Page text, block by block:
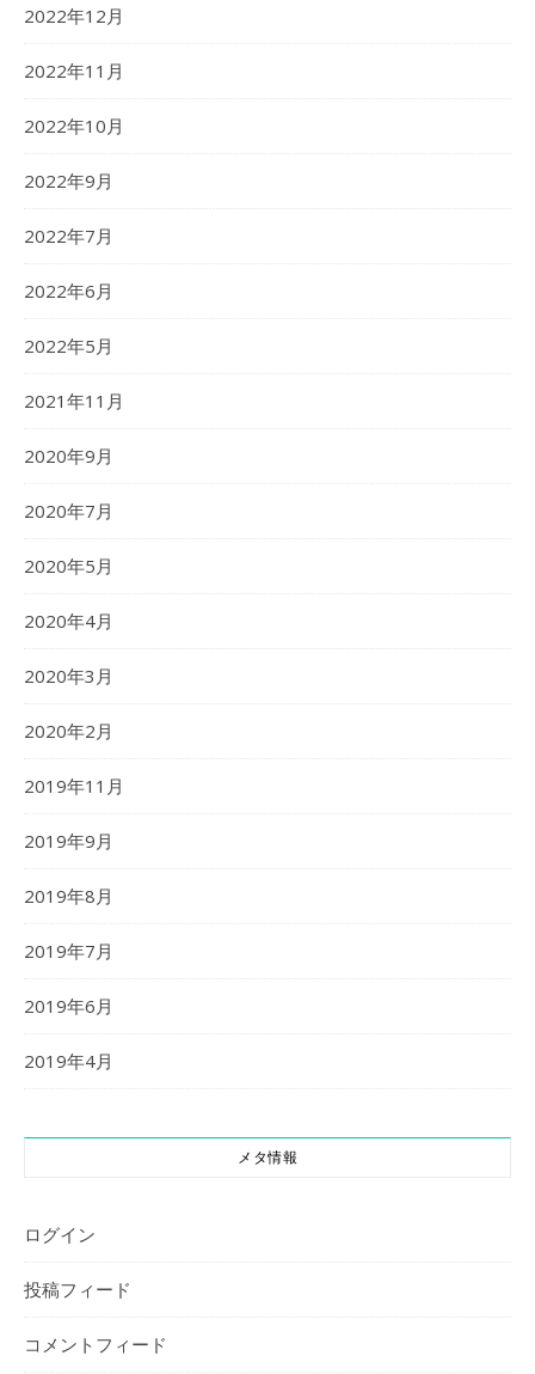
2022年12月
2022年11月
2022年10月
2022年9月
2022年7月
2022年6月
2022年5月
2021年11月
2020年9月
2020年7月
2020年5月
2020年4月
2020年3月
2020年2月
2019年11月
2019年9月
2019年8月
2019年7月
2019年6月
2019年4月
メタ情報
ログイン
投稿フィード
コメントフィード